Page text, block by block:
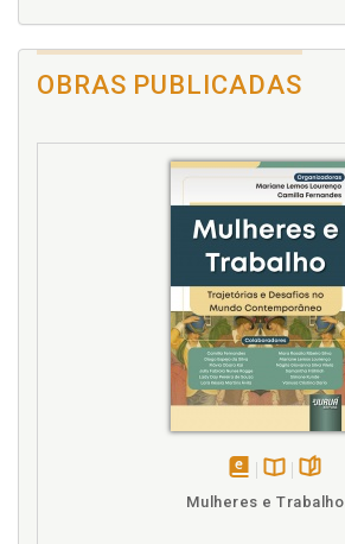
OBRAS PUBLICADAS
Mulheres e Trabalho